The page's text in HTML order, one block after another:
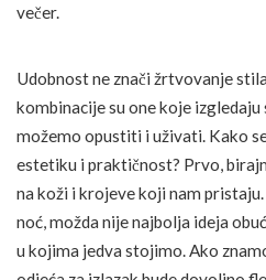
večer.
Udobnost ne znači žrtvovanje
kombinacije su one koje izgledaju
možemo opustiti i uživati. Kako
estetiku i praktičnost? Prvo,
na koži i krojeve koji nam
noć, možda nije najbolja ideja
u kojima jedva stojimo. Ako